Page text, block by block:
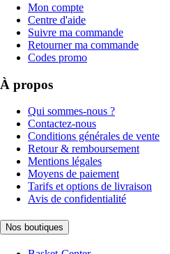
Mon compte
Centre d'aide
Suivre ma commande
Retourner ma commande
Codes promo
À propos
Qui sommes-nous ?
Contactez-nous
Conditions générales de vente
Retour & remboursement
Mentions légales
Moyens de paiement
Tarifs et options de livraison
Avis de confidentialité
Nos boutiques